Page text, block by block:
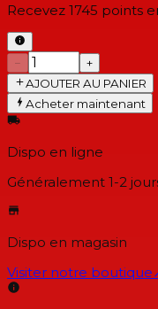
Recevez 1745 points
−
+
AJOUTER AU PANIER
Acheter maintenant
Dispo en ligne
Généralement 1-2
Dispo en magasin
Visiter notre boutique